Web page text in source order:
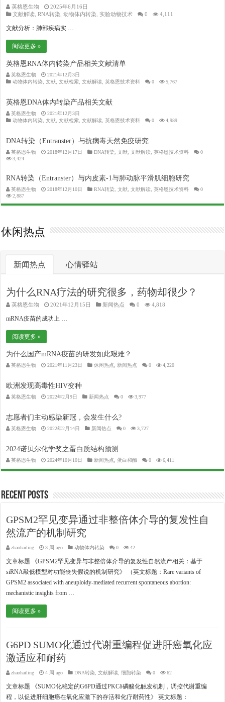
英格恩生物
2025年6月16日
文献解读 ,RNA转染 ,动物体内转染 ,实验动物技术 0 4,111
文献分析：肺部疾病实 …
阅读更多 »
英格恩RNA体内转染产品相关文献清单
英格恩生物
2021年12月3日
动物体内转染 ,文献 ,文献检索 ,文献解读 ,英格恩技术资料 0 5,767
英格恩DNA体内转染产品相关文献
英格恩生物
2021年12月3日
动物体内转染 ,文献 ,文献检索 ,文献解读 ,英格恩技术资料 0 4,989
DNA转染（Entranster）与抗病毒天然免疫研究
英格恩生物 2018年12月17日 DNA转染 ,文献 ,文献解读 ,英格恩技术资料
0
3,424
RNA转染（Entranster）与内皮素-1与肺动脉平滑肌细胞研究
英格恩生物 2018年12月10日 RNA转染 ,文献 ,文献解读 ,英格恩技术资料
0
2,887
休闲热点
新闻热点 心情驿站
为什么RNA疗法的研究很多，药物却很少？
英格恩生物 2021年12月15日 新闻热点 0 4,818
mRNA疫苗的成功上 …
阅读更多 »
为什么国产mRNA疫苗的研发如此艰难？
英格恩生物 2021年11月23日 休闲热点 新闻热点 0 4,220
欧洲发现高毒性HIV变种
英格恩生物 2022年2月9日 新闻热点 0 3,977
志愿者们主动感染新冠，会发生什么?
英格恩生物 2022年2月14日 新闻热点 0 3,727
2024诺贝尔化学奖之蛋白质结构预测
英格恩生物 2024年10月10日 新闻热点 ,蛋白和酶 0 6,411
Recent Posts
GPSM2罕见变异通过非整倍体介导的复发性自
然流产的机制研究
zhaohailing 3 周 ago 动物体内转染 0 42
文章标题 《GPSM2罕见变异与非整倍体介导的复发性自然流产相关：基于
siRNA敲低模型对功能丧失假说的机制研究》 （英文标题：Rare variants of
GPSM2 associated with aneuploidy-mediated recurrent spontaneous abortion:
mechanistic insights from …
阅读更多 »
G6PD SUMO化通过代谢重编程促进肝癌氧化应
激适应和耐药
zhaohailing 4 周 ago DNA转染 ,文献解读 ,细胞转染 0 62
文章标题 《SUMO化稳定的G6PD通过PKCδ磷酸化触发机制，调控代谢重编
程，以促进肝细胞癌在氧化应激下的存活和化疗耐药性》 英文标题：